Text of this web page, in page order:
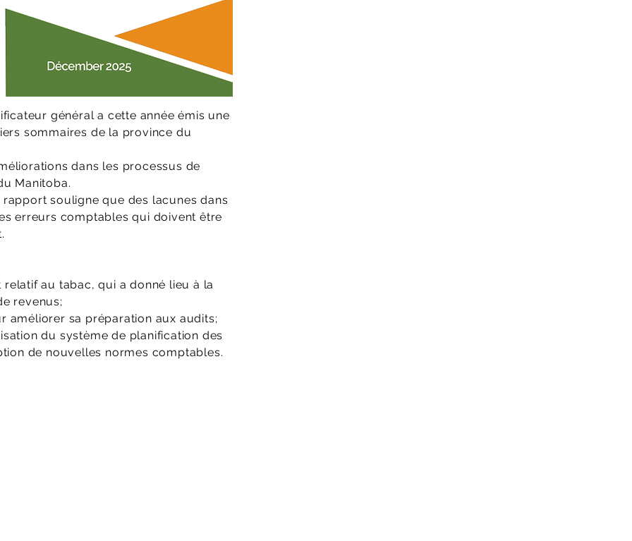
général a cette année émis une
sommaires de la province du
dans les processus de
Manitoba.
souligne que des lacunes dans
erreurs comptables qui doivent être
au tabac, qui a donné lieu à la
revenus;
améliorer sa préparation aux audits;
du système de planification des
de nouvelles normes comptables.